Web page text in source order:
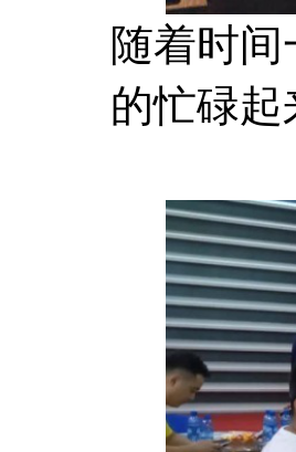
随着时
的忙碌起